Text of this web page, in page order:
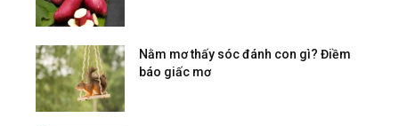
Nằm mơ thấy sóc đánh con gì? Điềm
báo giấc mơ